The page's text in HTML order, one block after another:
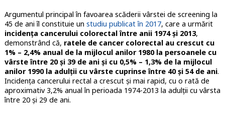
Argumentul principal în favoarea scăderii vârstei de screening la
45 de ani îl constituie un studiu publicat în 2017, care a urmărit
incidența cancerului colorectal între anii 1974 și 2013,
demonstrând că, ratele de cancer colorectal au crescut cu
1% – 2,4% anual de la mijlocul anilor 1980 la persoanele cu
vârste între 20 și 39 de ani și cu 0,5% – 1,3% de la mijlocul
anilor 1990 la adulții cu vârste cuprinse între 40 și 54 de ani.
Incidența cancerului rectal a crescut și mai rapid, cu o rată de
aproximativ 3,2% anual în perioada 1974-2013 la adulții cu vârsta
între 20 și 29 de ani.